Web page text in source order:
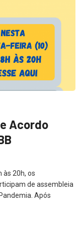
Acordo
às 20h, os
de assembleia
Após